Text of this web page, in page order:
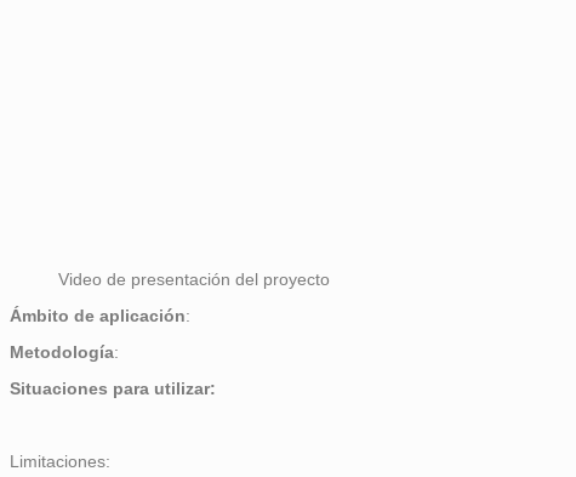
Video de presentación del proyecto
Ámbito de aplicación:
Metodología:
Situaciones para utilizar:
Limitaciones: